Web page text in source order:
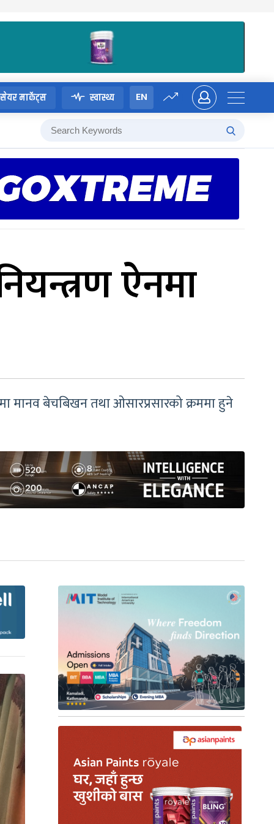
सेयर मार्केट्स स्वास्थ्य EN
ऐनमा
बेचबिखन तथा ओसारप्रसारको क्रममा हुने